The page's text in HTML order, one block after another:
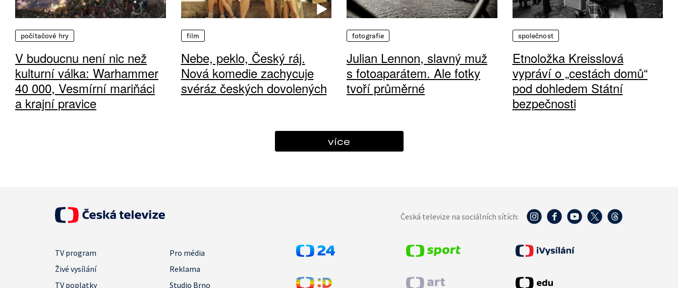
počítačové hry
V budoucnu není nic než
kulturní válka: Warhammer
40 000, Vesmírní mariňáci
a krajní pravice
film
Nebe, peklo, Český ráj.
Nová komedie zachycuje
svéráz českých dovolených
fotografie
Julian Lennon, slavný muž
s fotoaparátem. Ale fotky
tvoří průměrné
společnost
Etnoložka Kreisslová
vypráví o „cestách domů“
pod dohledem Státní
bezpečnosti
více
Česká televize na sociálních sítích:
TV program
Pro média
Živé vysílání
Reklama
TV poplatky
Studio Brno